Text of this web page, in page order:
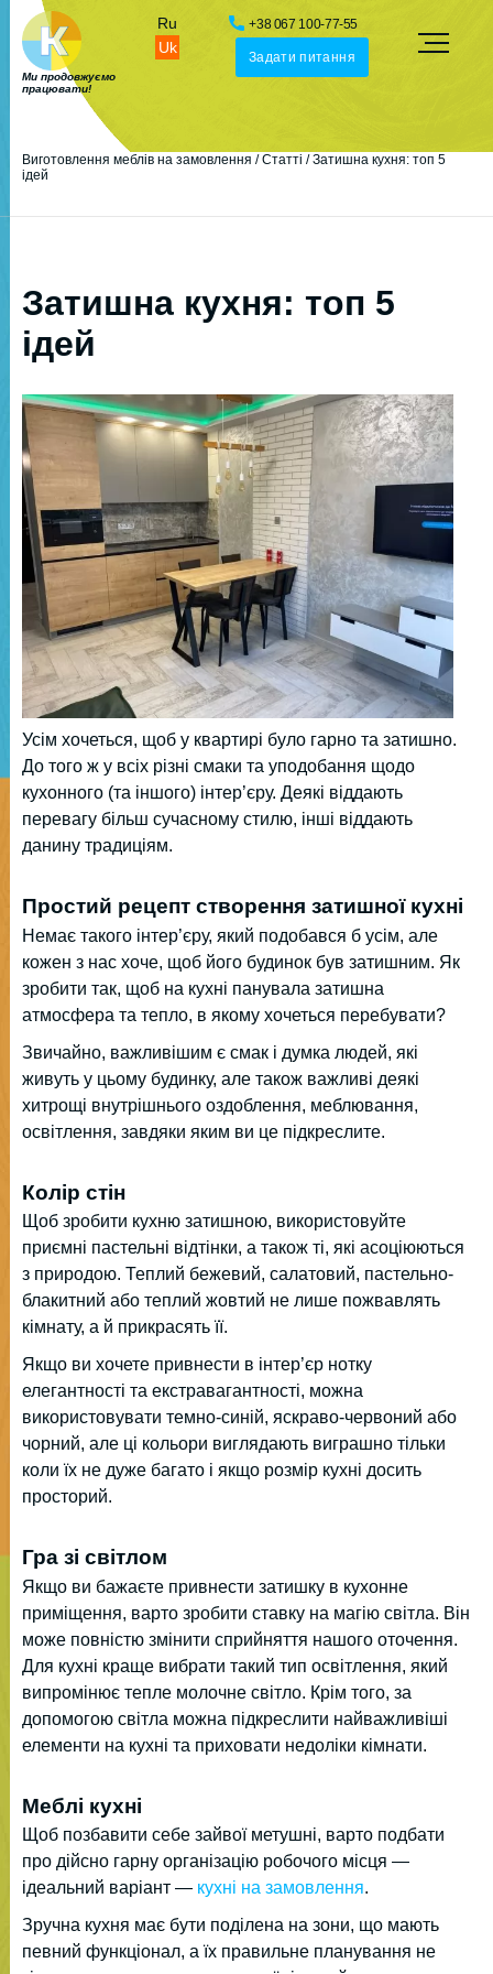
Ми продовжуємо
працювати!
Uk
Ru +38 067 100-77-55
Задати питання
Виготовлення меблів на замовлення /Статті /Затишна кухня: топ 5
ідей
Затишна кухня: топ 5
ідей
Усім хочеться, щоб у квартирі було гарно та затишно.
До того ж у всіх різні смаки та уподобання щодо
кухонного (та іншого) інтер’єру. Деякі віддають
перевагу більш сучасному стилю, інші віддають
данину традиціям.
Простий рецепт створення затишної кухні
Немає такого інтер’єру, який подобався б усім, але
кожен з нас хоче, щоб його будинок був затишним. Як
зробити так, щоб на кухні панувала затишна
атмосфера та тепло, в якому хочеться перебувати?
Звичайно, важливішим є смак і думка людей, які
живуть у цьому будинку, але також важливі деякі
хитрощі внутрішнього оздоблення, меблювання,
освітлення, завдяки яким ви це підкреслите.
Колір стін
Щоб зробити кухню затишною, використовуйте
приємні пастельні відтінки, а також ті, які асоціюються
з природою. Теплий бежевий, салатовий, пастельно-
блакитний або теплий жовтий не лише пожвавлять
кімнату, а й прикрасять її.
Якщо ви хочете привнести в інтер’єр нотку
елегантності та екстравагантності, можна
використовувати темно-синій, яскраво-червоний або
чорний, але ці кольори виглядають виграшно тільки
коли їх не дуже багато і якщо розмір кухні досить
просторий.
Гра зі світлом
Якщо ви бажаєте привнести затишку в кухонне
приміщення, варто зробити ставку на магію світла. Він
може повністю змінити сприйняття нашого оточення.
Для кухні краще вибрати такий тип освітлення, який
випромінює тепле молочне світло. Крім того, за
допомогою світла можна підкреслити найважливіші
елементи на кухні та приховати недоліки кімнати.
Меблі кухні
Щоб позбавити себе зайвої метушні, варто подбати
про дійсно гарну організацію робочого місця —
ідеальний варіант — кухні на замовлення.
Зручна кухня має бути поділена на зони, що мають
певний функціонал, а їх правильне планування не